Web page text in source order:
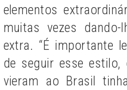
elementos
muitas vezes
extra. “É importante
de seguir esse estilo,
vieram ao Brasil